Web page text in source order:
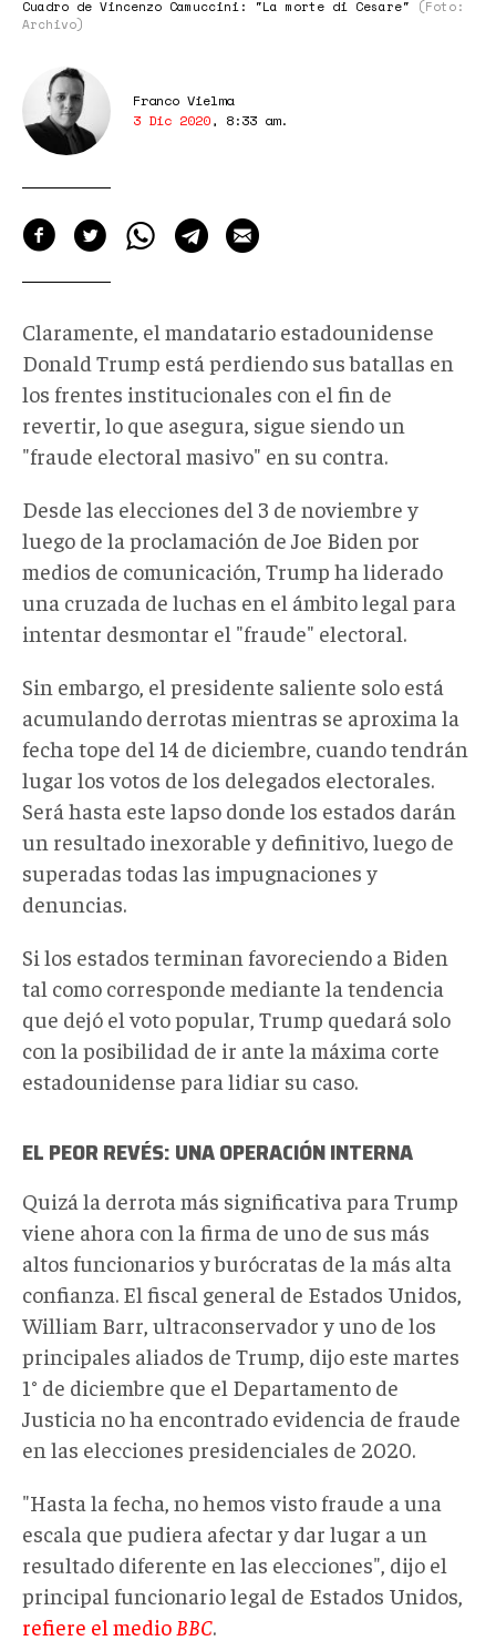
Cuadro de Vincenzo Camuccini: "La morte di Cesare"
(Foto:
Archivo)
Franco Vielma
3 Dic 2020, 8:33 am.
Claramente, el mandatario estadounidense
Donald Trump está perdiendo sus batallas en
los frentes institucionales con el fin de
revertir, lo que asegura, sigue siendo un
"fraude electoral masivo" en su contra.
Desde las elecciones del 3 de noviembre y
luego de la proclamación de Joe Biden por
medios de comunicación, Trump ha liderado
una cruzada de luchas en el ámbito legal para
intentar desmontar el "fraude" electoral.
Sin embargo, el presidente saliente solo está
acumulando derrotas mientras se aproxima la
fecha tope del 14 de diciembre, cuando tendrán
lugar los votos de los delegados electorales.
Será hasta este lapso donde los estados darán
un resultado inexorable y definitivo, luego de
superadas todas las impugnaciones y
denuncias.
Si los estados terminan favoreciendo a Biden
tal como corresponde mediante la tendencia
que dejó el voto popular, Trump quedará solo
con la posibilidad de ir ante la máxima corte
estadounidense para lidiar su caso.
EL PEOR REVÉS: UNA OPERACIÓN INTERNA
Quizá la derrota más significativa para Trump
viene ahora con la firma de uno de sus más
altos funcionarios y burócratas de la más alta
confianza. El fiscal general de Estados Unidos,
William Barr, ultraconservador y uno de los
principales aliados de Trump, dijo este martes
1° de diciembre que el Departamento de
Justicia no ha encontrado evidencia de fraude
en las elecciones presidenciales de 2020.
"Hasta la fecha, no hemos visto fraude a una
escala que pudiera afectar y dar lugar a un
resultado diferente en las elecciones", dijo el
principal funcionario legal de Estados Unidos,
refiere el medio BBC.